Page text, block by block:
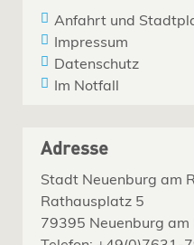
Anfahrt und
Impressum
Datenschutz
Im Notfall
Adresse
Stadt Neuenburg am
Rathausplatz 5
79395 Neuenburg am